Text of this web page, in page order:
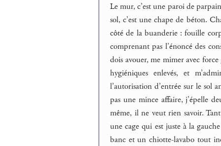
Le mur, c’est une paroi de
sol, c’est une chape de béton.
côté de la buanderie : fouille
comprenant pas l’énoncé des
dois avouer, me mimer avec
hygiéniques enlevés, et
l’autorisation d’entrée sur le sol
pas une mince affaire, j’épelle
même, il ne veut rien savoir.
une cage qui est juste à la
banc et un chiotte-lavabo tout